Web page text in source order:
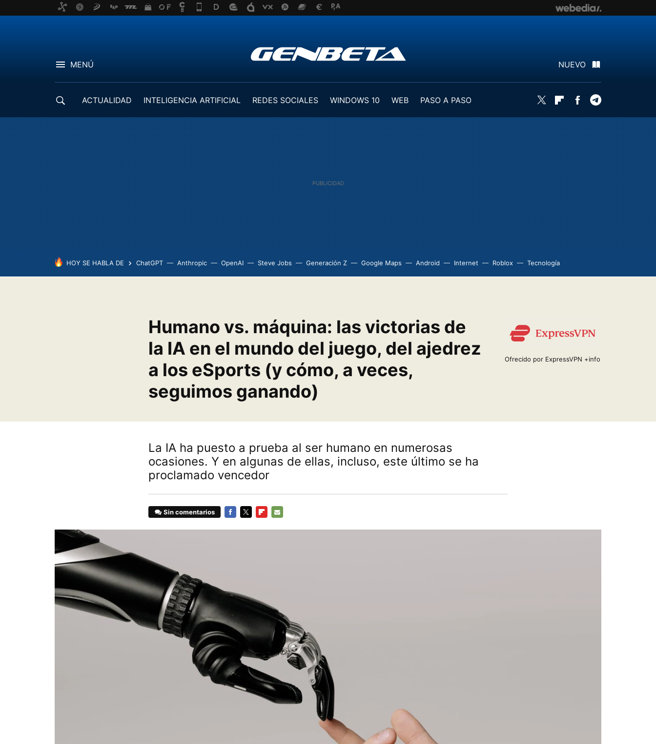
MENÚ NUEVO
ACTUALIDAD INTELIGENCIA ARTIFICIAL REDES SOCIALES WINDOWS 10 WEB
PASO A PASO
Twitter FlipboardFacebook
HOY SE HABLA DE ChatGPT Anthropic OpenAI Steve Jobs Generación Z Google Maps Android Internet Roblox Tecnología
Ofrecido por ExpressVPN +info
Humano vs. máquina: las victorias de
la IA en el mundo del juego, del ajedrez
a los eSports (y cómo, a veces,
seguimos ganando)
La IA ha puesto a prueba al ser humano en numerosas
ocasiones. Y en algunas de ellas, incluso, este último se ha
proclamado vencedor
Sin comentarios